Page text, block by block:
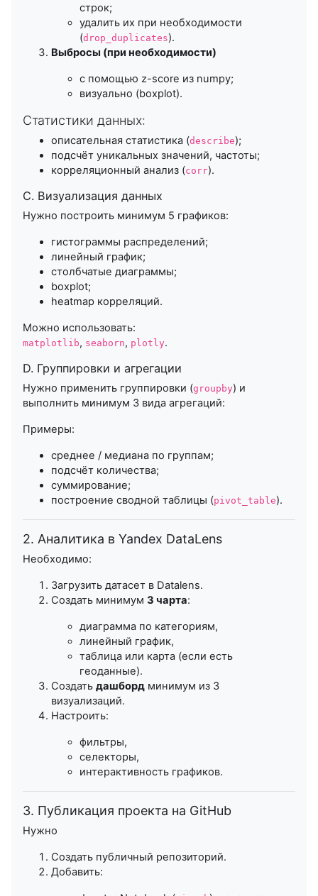
строк;
удалить их при необходимости
(drop_duplicates).
Выбросы (при необходимости)
с помощью z-score из numpy;
визуально (boxplot).
Статистики данных:
описательная статистика (describe);
подсчёт уникальных значений, частоты;
корреляционный анализ (corr).
C. Визуализация данных
Нужно построить минимум 5 графиков:
гистограммы распределений;
линейный график;
столбчатые диаграммы;
boxplot;
heatmap корреляций.
Можно использовать:
matplotlib, seaborn, plotly.
D. Группировки и агрегации
Нужно применить группировки (groupby) и
выполнить минимум 3 вида агрегаций:
Примеры:
среднее / медиана по группам;
подсчёт количества;
суммирование;
построение сводной таблицы (pivot_table).
2. Аналитика в Yandex DataLens
Необходимо:
Загрузить датасет в Datalens.
Создать минимум 3 чарта:
диаграмма по категориям,
линейный график,
таблица или карта (если есть
геоданные).
Создать дашборд минимум из 3
визуализаций.
Настроить:
фильтры,
селекторы,
интерактивность графиков.
3. Публикация проекта на GitHub
Нужно
Создать публичный репозиторий.
Добавить: